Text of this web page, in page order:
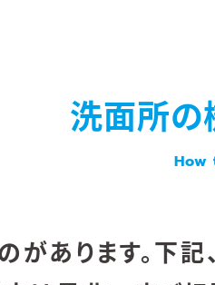
洗面所の
How
あります。下記